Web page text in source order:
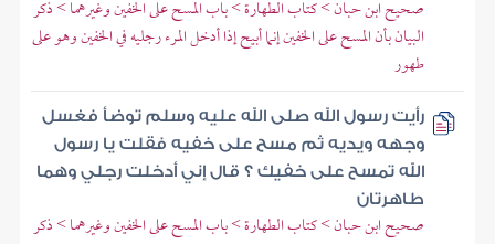
صحيح ابن حبان > كتاب الطهارة > باب المسح على الخفين وغيرهما > ذكر
البيان بأن المسح على الخفين إنما أبيح إذا أدخل المرء رجليه في الخفين وهو على
طهور
رأيت رسول الله صلى الله عليه وسلم توضأ فغسل
وجهه ويديه ثم مسح على خفيه فقلت يا رسول
الله تمسح على خفيك ؟ قال إني أدخلت رجلي وهما
طاهرتان
صحيح ابن حبان > كتاب الطهارة > باب المسح على الخفين وغيرهما > ذكر